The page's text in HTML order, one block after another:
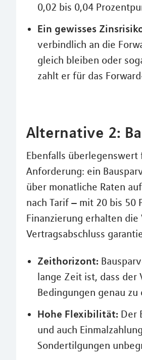
0,02 bis 0,04
Ein gewisses
verbindlich an die
gleich bleiben oder
zahlt er für das
Alternative 2:
Ebenfalls
Anforderung: ein
über monatliche Raten
nach Tarif – mit 20 bis 50
Finanzierung erhalten die
Vertragsabschluss
Zeithorizont:
lange Zeit ist, dass
Bedingungen genau zu
Hohe Flexibilität: Der
und auch
Sondertilgungen